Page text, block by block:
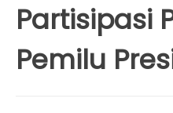
Partisipasi
Pemilu